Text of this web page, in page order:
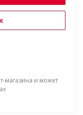
магазина и может